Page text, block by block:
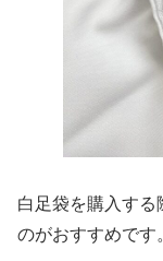
白足袋を購入する
のがおすすめです